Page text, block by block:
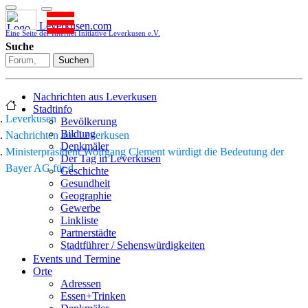
Leverkusen.com
Eine Seite der Internet Initiative Leverkusen e.V.
Suche
Suchen
Nachrichten aus Leverkusen
Stadtinfo
Bevölkerung
Bildung
Denkmäler
Der Tag in Leverkusen
Geschichte
Gesundheit
Geographie
Gewerbe
Linkliste
Partnerstädte
Stadtführer / Sehenswürdigkeiten
Stadtplan
Sport
Who is who
Events und Termine
Orte
Adressen
Essen+Trinken
Leverkusen
Nachrichten aus Leverkusen
Ministerpräsident Wolfgang Clement würdigt die Bedeutung der
Bayer AG für d